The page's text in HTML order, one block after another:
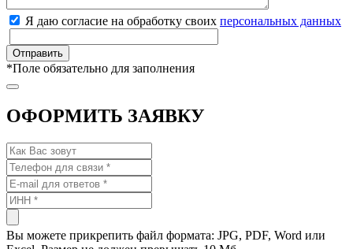
Я даю согласие на обработку своих персональных данных
*Поле обязательно для заполнения
ОФОРМИТЬ ЗАЯВКУ
Вы можете прикрепить файл формата: JPG, PDF, Word или